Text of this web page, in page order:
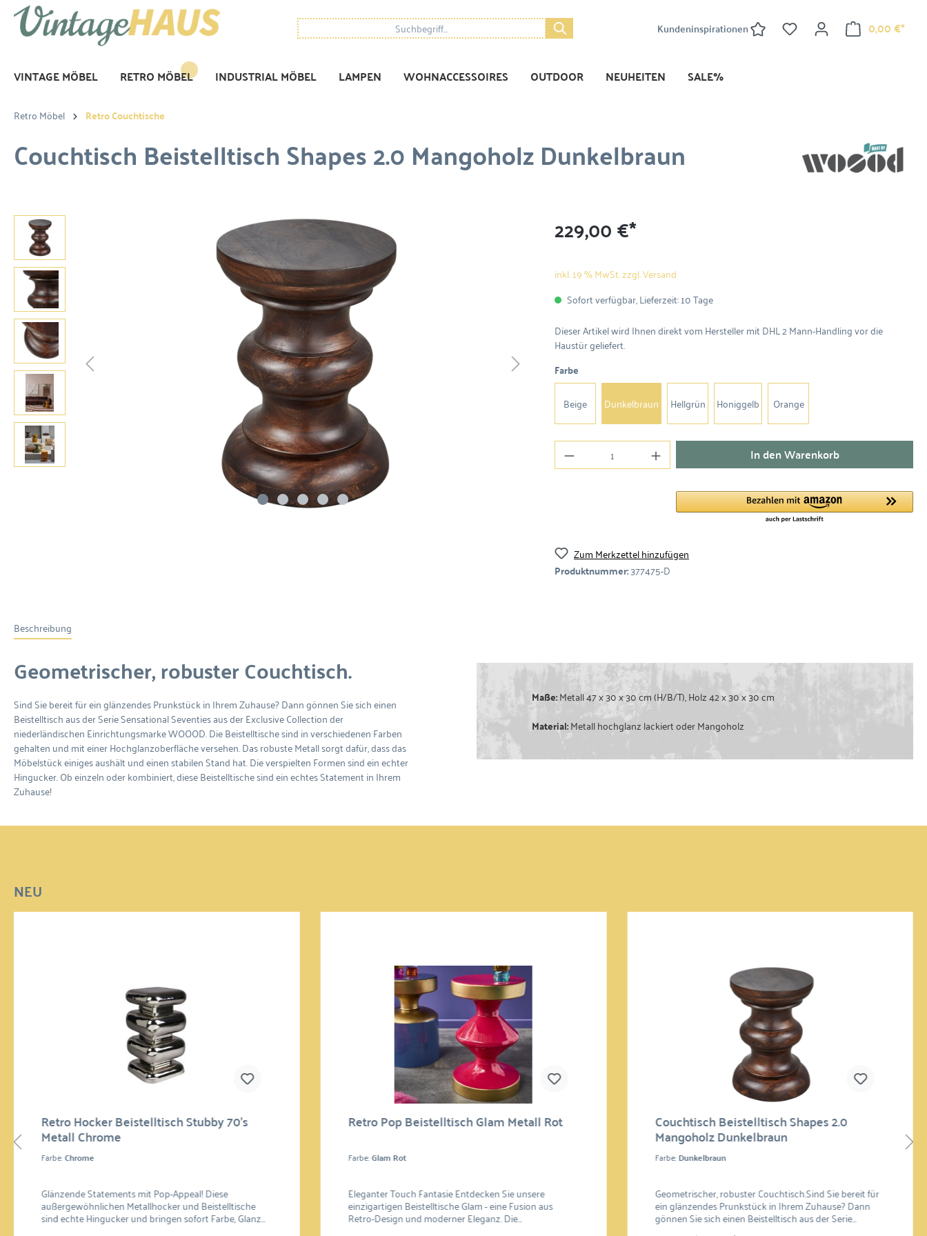
Kundeninspirationen 0,00 €*
VINTAGE MÖBEL RETRO MÖBEL INDUSTRIAL MÖBEL LAMPEN WOHNACCESSOIRES OUTDOOR NEUHEITEN SALE%
Retro Möbel Retro Couchtische
Couchtisch Beistelltisch Shapes 2.0 Mangoholz Dunkelbraun
229,00 €*
inkl. 19 % MwSt. zzgl. Versand
Sofort verfügbar, Lieferzeit: 10 Tage
Dieser Artikel wird Ihnen direkt vom Hersteller mit DHL 2 Mann-Handling vor die
Haustür geliefert.
Farbe
Beige Dunkelbraun Hellgrün Honiggelb Orange
In den Warenkorb
Zum Merkzettel hinzufügen
Produktnummer:377475-D
Beschreibung
Geometrischer, robuster Couchtisch.
Sind Sie bereit für ein glänzendes Prunkstück in Ihrem Zuhause? Dann gönnen Sie sich einen
Beistelltisch aus der Serie Sensational Seventies aus der Exclusive Collection der
niederländischen Einrichtungsmarke WOOOD. Die Beistelltische sind in verschiedenen Farben
gehalten und mit einer Hochglanzoberfläche versehen. Das robuste Metall sorgt dafür, dass das
Möbelstück einiges aushält und einen stabilen Stand hat. Die verspielten Formen sind ein echter
Hingucker. Ob einzeln oder kombiniert, diese Beistelltische sind ein echtes Statement in Ihrem
Zuhause!
Maße:Metall 47 x 30 x 30 cm (H/B/T), Holz 42 x 30 x 30 cm
Material:Metall hochglanz lackiert oder Mangoholz
NEU
Retro Hocker Beistelltisch Stubby 70's
Metall Chrome
Farbe:Chrome
Glänzende Statements mit Pop-Appeal! Diese
außergewöhnlichen Metallhocker und Beistelltische
sind echte Hingucker und bringen sofort Farbe, Glanz
und Designkompetenz in jeden Raum. Mit ihrer
Retro Pop Beistelltisch Glam Metall Rot
Farbe:Glam Rot
Eleganter Touch Fantasie Entdecken Sie unsere
einzigartigen Beistelltische Glam - eine Fusion aus
Retro-Design und moderner Eleganz. Die
geometrischen Formen verleihen diesen Couchtischen
Couchtisch Beistelltisch Shapes 2.0
Mangoholz Dunkelbraun
Farbe:Dunkelbraun
Geometrischer, robuster Couchtisch.Sind Sie bereit für
ein glänzendes Prunkstück in Ihrem Zuhause? Dann
gönnen Sie sich einen Beistelltisch aus der Serie
Sensational Seventies aus der Exclusive Collection der